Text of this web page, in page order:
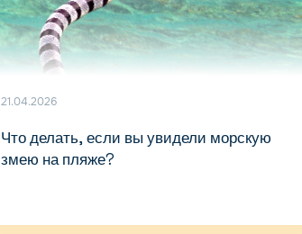
21.04.2026
Что делать, если вы увидели морскую
змею на пляже?